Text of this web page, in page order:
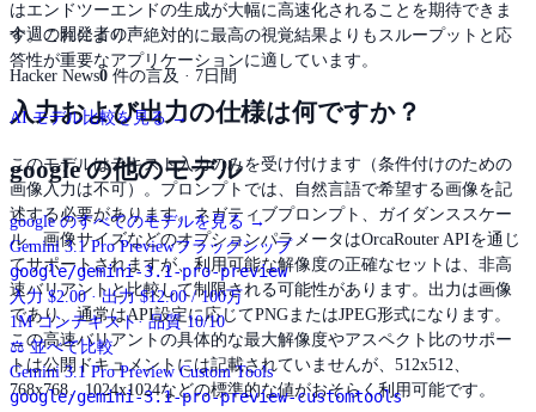
はエンドツーエンドの生成が大幅に高速化されることを期待できま
す。これにより、絶対的に最高の視覚結果よりもスループットと応
答性が重要なアプリケーションに適しています。
入力および出力の仕様は何ですか？
このモデルはテキスト入力のみを受け付けます（条件付けのための
画像入力は不可）。プロンプトでは、自然言語で希望する画像を記
述する必要があります。ネガティブプロンプト、ガイダンススケー
ル、画像サイズなどのオプションパラメータはOrcaRouter APIを通じ
てサポートされますが、利用可能な解像度の正確なセットは、非高
速バリアントと比較して制限される可能性があります。出力は画像
であり、通常はAPI設定に応じてPNGまたはJPEG形式になります。
この高速バリアントの具体的な最大解像度やアスペクト比のサポー
トは公開ドキュメントには記載されていませんが、512x512、
768x768、1024x1024などの標準的な値がおそらく利用可能です。
今週の開発者の声
Hacker News0 件の言及 · 7日間
AI モデル比較を見る →
google の他のモデル
google のすべてのモデルを見る →
Gemini 3.1 Pro Previewフラッグシップ
google/gemini-3.1-pro-preview
入力 $2.00 · 出力 $12.00 / 100万
1M コンテキスト· 品質 10/10
⚖ 並べて比較
Gemini 3.1 Pro Preview Custom Tools
google/gemini-3.1-pro-preview-customtools